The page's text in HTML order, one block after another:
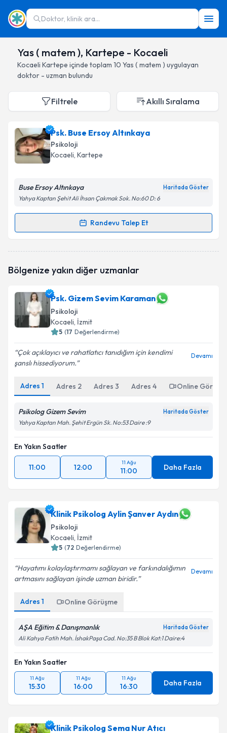
Doktor, klinik ara...
Yas ( matem ), Kartepe - Kocaeli
Kocaeli Kartepe içinde toplam 10 Yas ( matem ) uygulayan
doktor - uzman bulundu
Filtrele Akıllı Sıralama
Psk. Buse Ersoy Altınkaya
Psikoloji
Kocaeli, Kartepe
Buse Ersoy Altınkaya Haritada Göster
Yahya Kaptan Şehit Ali İhsan Çakmak Sok. No:60 D: 6
Randevu Talep Et
Randevu Takvimi Talebi
oluşturun. Size bu uzmandan randevu almanız için bir
E-posta Adresiniz
Kişisel verilerimin işlenmesine ilişkinAydınlatma
Metni'ni okudum ve kişisel verilerimin belirtilen
Bölgenize yakın diğer uzmanlar
Psk. Gizem Sevim Karaman
Psikoloji
Kocaeli, İzmit
5 (17 Değerlendirme)
Çok açıklayıcı ve rahatlatıcı tanıdığım için kendimi
şanslı hissediyorum.
Devamı
Adres 1 Adres 2 Adres 3 Adres 4 Online
Psikolog Gizem Sevim Haritada Göster
Yahya Kaptan Mah. Şehit Ergün Sk. No:53 Daire :9
En Yakın Saatler
11:00 12:00
11 Ağu
11:00 Daha Fazla
Klinik Psikolog Aylin Şanver Aydın
Psikoloji
Kocaeli, İzmit
5 (72 Değerlendirme)
Hayatımı kolaylaştırmamı sağlayan ve farkındalığımın
artmasını sağlayan işinde uzman biridir.
Devamı
Adres 1 Online Görüşme
AŞA Eğitim & Danışmanlık Haritada Göster
Ali Kahya Fatih Mah. İshakPaşa Cad. No:35 B Blok Kat:1 Daire:4
En Yakın Saatler
11 Ağu
15:30
11 Ağu
16:00
11 Ağu
16:30 Daha Fazla
Klinik Psikolog Sema Nur Atıcı